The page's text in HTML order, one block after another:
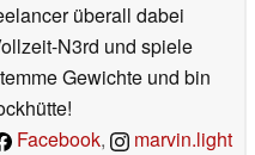
überall dabei
N3rd und spiele
Gewichte und bin
Facebook, marvin.light